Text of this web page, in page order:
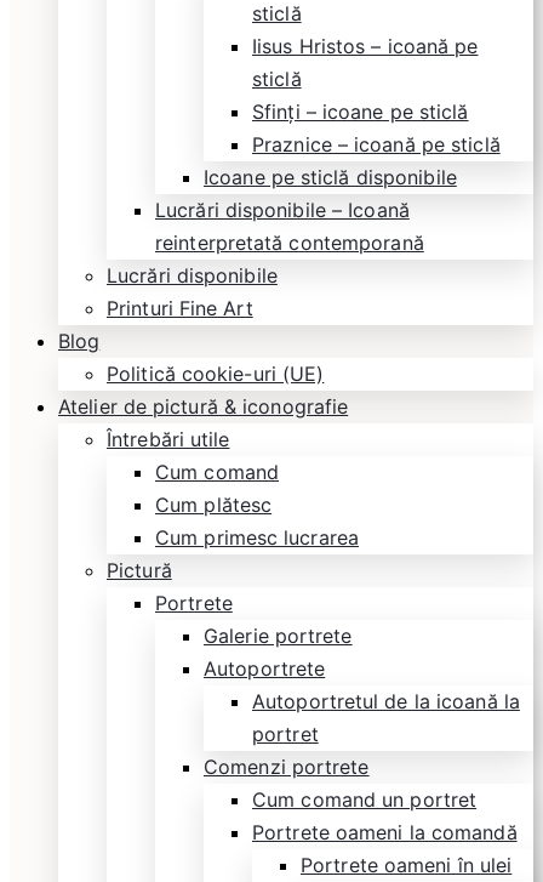
sticlă
Iisus Hristos – icoană pe
sticlă
Sfinți – icoane pe sticlă
Praznice – icoană pe sticlă
Icoane pe sticlă disponibile
Lucrări disponibile – Icoană
reinterpretată contemporană
Lucrări disponibile
Printuri Fine Art
Blog
Politică cookie-uri (UE)
Atelier de pictură & iconografie
Întrebări utile
Cum comand
Cum plătesc
Cum primesc lucrarea
Pictură
Portrete
Galerie portrete
Autoportrete
Autoportretul de la icoană la
portret
Comenzi portrete
Cum comand un portret
Portrete oameni la comandă
Portrete oameni în ulei